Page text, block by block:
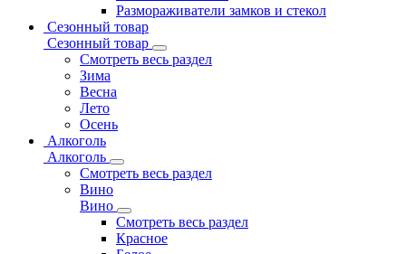
Размораживатели замков и стекол
Сезонный товар
Сезонный товар
Смотреть весь раздел
Зима
Весна
Лето
Осень
Алкоголь
Алкоголь
Смотреть весь раздел
Вино
Вино
Смотреть весь раздел
Красное